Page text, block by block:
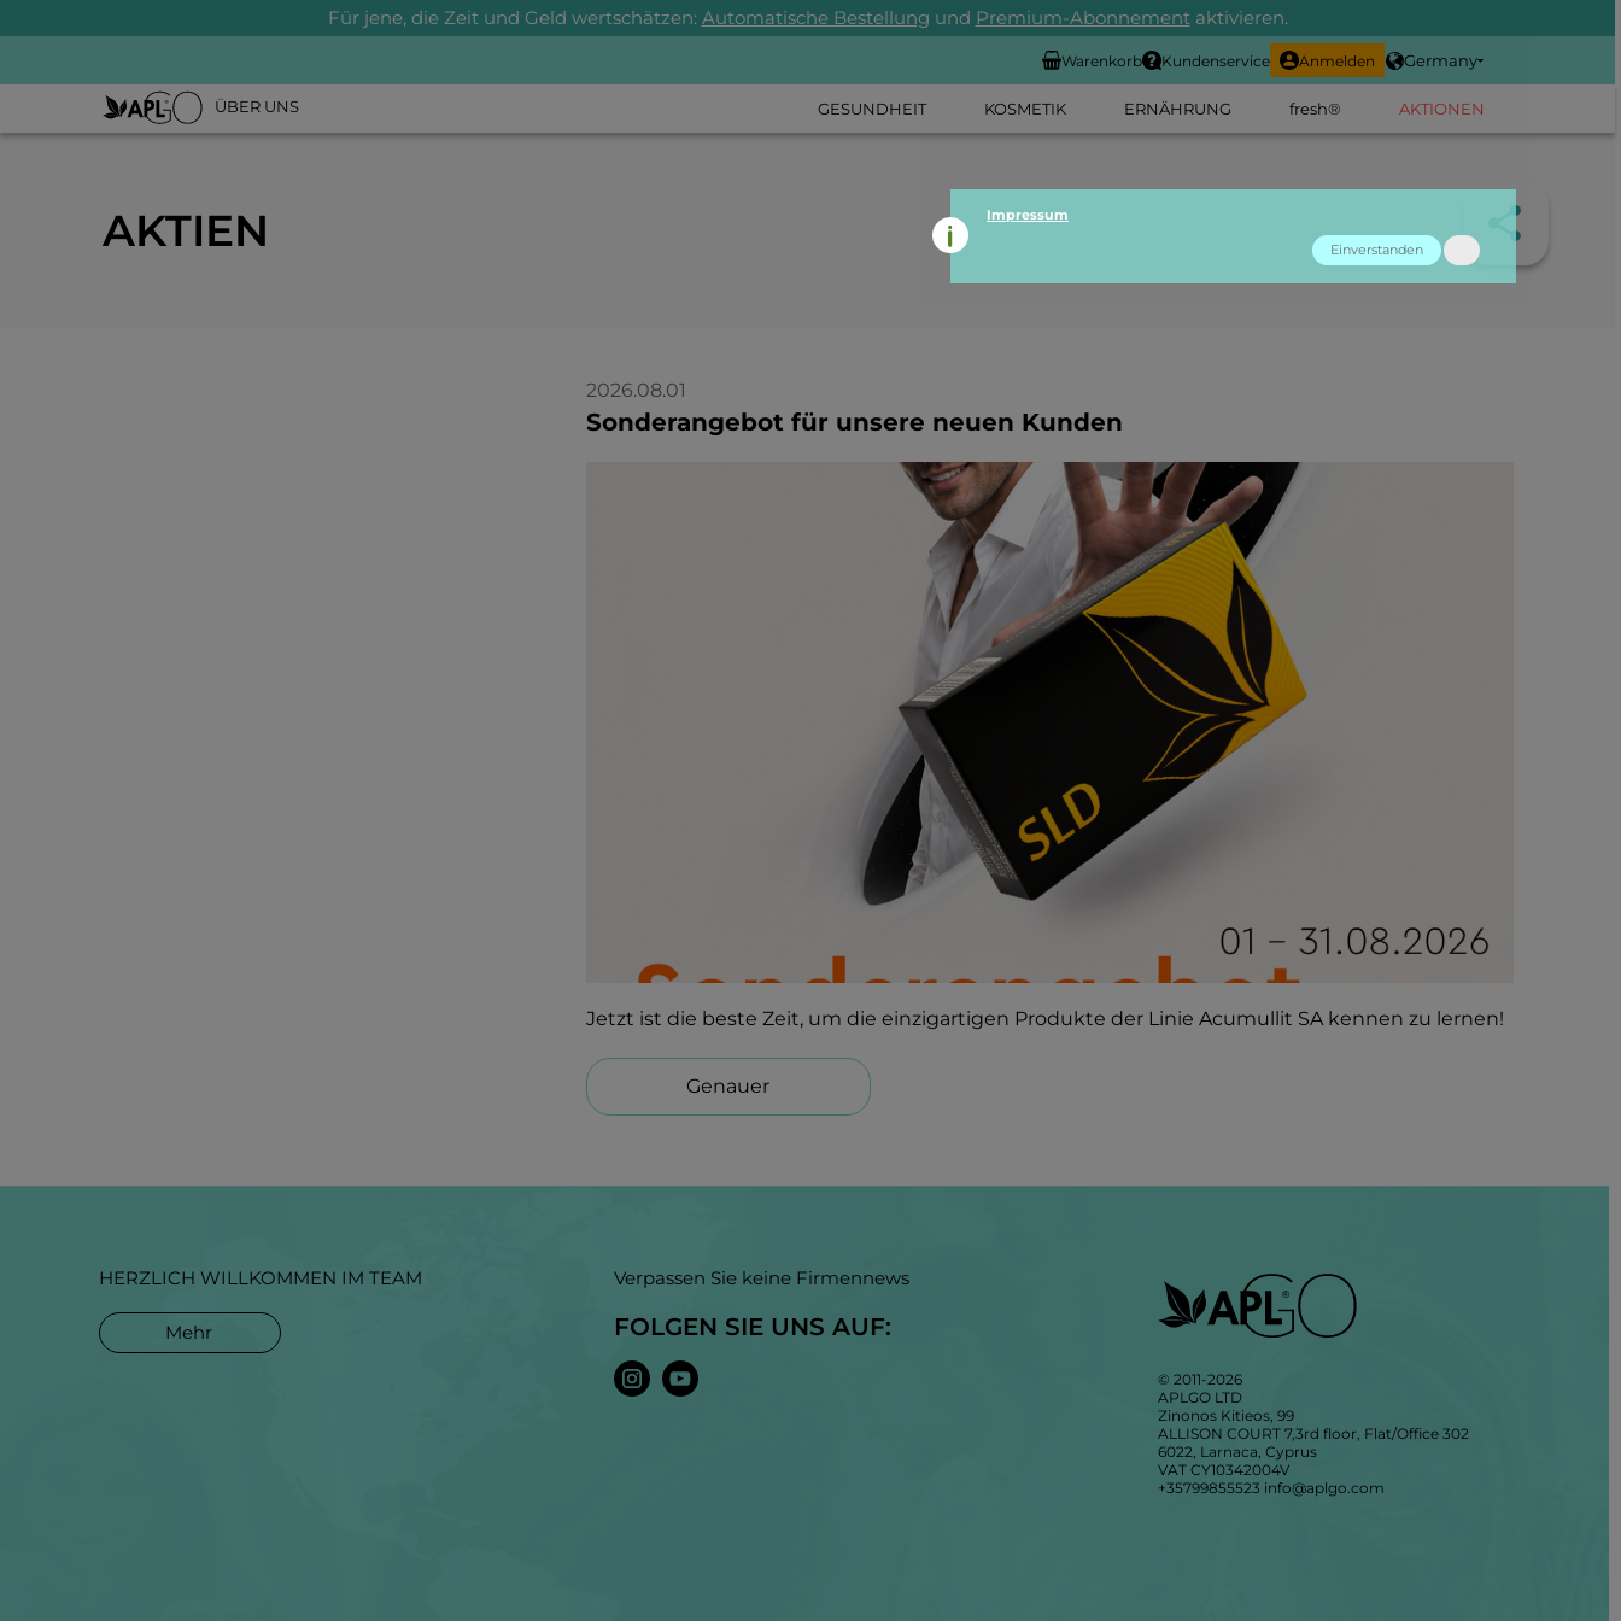
Für jene, die Zeit und Geld wertschätzen: Automatische Bestellung und Premium-Abonnementaktivieren.
Warenkorb Kundenservice Anmelden Germany
ÜBER UNS GESUNDHEIT KOSMETIK ERNÄHRUNG fresh® AKTIONEN
AKTIEN
2026.08.01
Sonderangebot für unsere neuen Kunden
Jetzt ist die beste Zeit, um die einzigartigen Produkte der Linie Acumullit SA kennen zu lernen!
Genauer
HERZLICH WILLKOMMEN IM TEAM
Mehr
Verpassen Sie keine Firmennews
FOLGEN SIE UNS AUF:
© 2011-2026
APLGO LTD
Zinonos Kitieos, 99
ALLISON COURT 7,3rd floor, Flat/Office 302
6022, Larnaca, Cyprus
VAT CY10342004V
+35799855523 info@aplgo.com
Impressum
Einverstanden